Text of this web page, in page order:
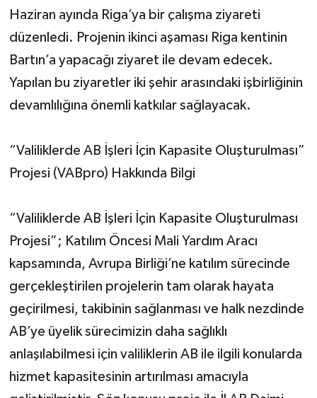
Haziran ayında Riga’ya bir çalışma ziyareti
düzenledi. Projenin ikinci aşaması Riga kentinin
Bartın’a yapacağı ziyaret ile devam edecek.
Yapılan bu ziyaretler iki şehir arasındaki işbirliğinin
devamlılığına önemli katkılar sağlayacak.
“Valiliklerde AB İşleri İçin Kapasite Oluşturulması”
Projesi (VABpro) Hakkında Bilgi
“Valiliklerde AB İşleri İçin Kapasite Oluşturulması
Projesi”; Katılım Öncesi Mali Yardım Aracı
kapsamında, Avrupa Birliği’ne katılım sürecinde
gerçekleştirilen projelerin tam olarak hayata
geçirilmesi, takibinin sağlanması ve halk nezdinde
AB’ye üyelik sürecimizin daha sağlıklı
anlaşılabilmesi için valiliklerin AB ile ilgili konularda
hizmet kapasitesinin artırılması amacıyla